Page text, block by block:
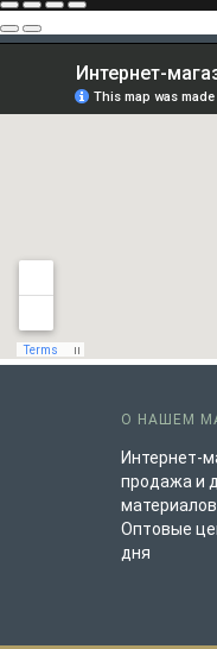
О НАШЕМ
Интернет-
продажа и
Оптовые
дня